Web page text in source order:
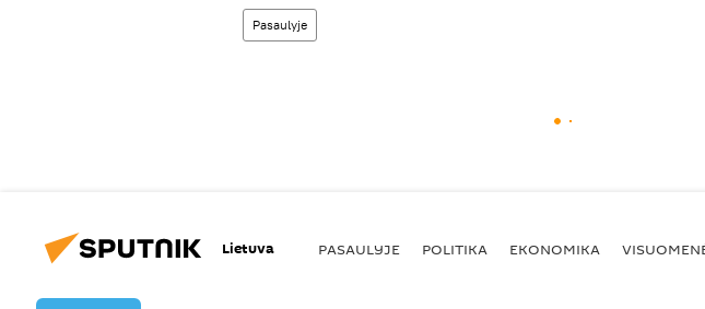
Pasaulyje
Lietuva PASAULYJE POLITIKA EKONOMIKA